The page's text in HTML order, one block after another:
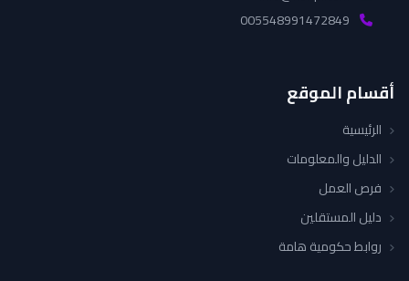
أقسام الموقع
الرئيسية
الدليل والمعلومات
فرص العمل
دليل المستقلين
روابط حكومية هامة